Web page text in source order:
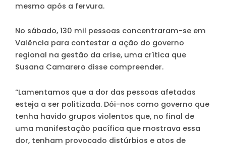
mesmo após a fervura.
No sábado, 130 mil pessoas concentraram-se em
Valência para contestar a ação do governo
regional na gestão da crise, uma crítica que
Susana Camarero disse compreender.
“Lamentamos que a dor das pessoas afetadas
esteja a ser politizada. Dói-nos como governo que
tenha havido grupos violentos que, no final de
uma manifestação pacífica que mostrava essa
dor, tenham provocado distúrbios e atos de